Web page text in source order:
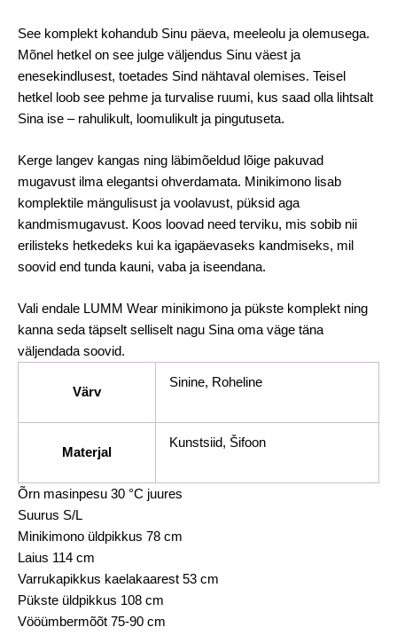
See komplekt kohandub Sinu päeva, meeleolu ja olemusega.
Mõnel hetkel on see julge väljendus Sinu väest ja
enesekindlusest, toetades Sind nähtaval olemises. Teisel
hetkel loob see pehme ja turvalise ruumi, kus saad olla lihtsalt
Sina ise – rahulikult, loomulikult ja pingutuseta.
Kerge langev kangas ning läbimõeldud lõige pakuvad
mugavust ilma elegantsi ohverdamata. Minikimono lisab
komplektile mängulisust ja voolavust, püksid aga
kandmismugavust. Koos loovad need terviku, mis sobib nii
erilisteks hetkedeks kui ka igapäevaseks kandmiseks, mil
soovid end tunda kauni, vaba ja iseendana.
Vali endale LUMM Wear minikimono ja pükste komplekt ning
kanna seda täpselt selliselt nagu Sina oma väge täna
väljendada soovid.
Värv
Sinine, Roheline
Materjal
Kunstsiid, Šifoon
Õrn masinpesu 30 °C juures
Suurus S/L
Minikimono üldpikkus 78 cm
Laius 114 cm
Varrukapikkus kaelakaarest 53 cm
Pükste üldpikkus 108 cm
Vööümbermõõt 75-90 cm